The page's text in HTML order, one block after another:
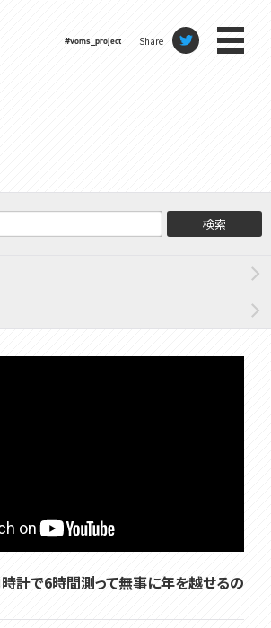
#voms_project Share
検索
時計で6時間測って無事に年を越せるの